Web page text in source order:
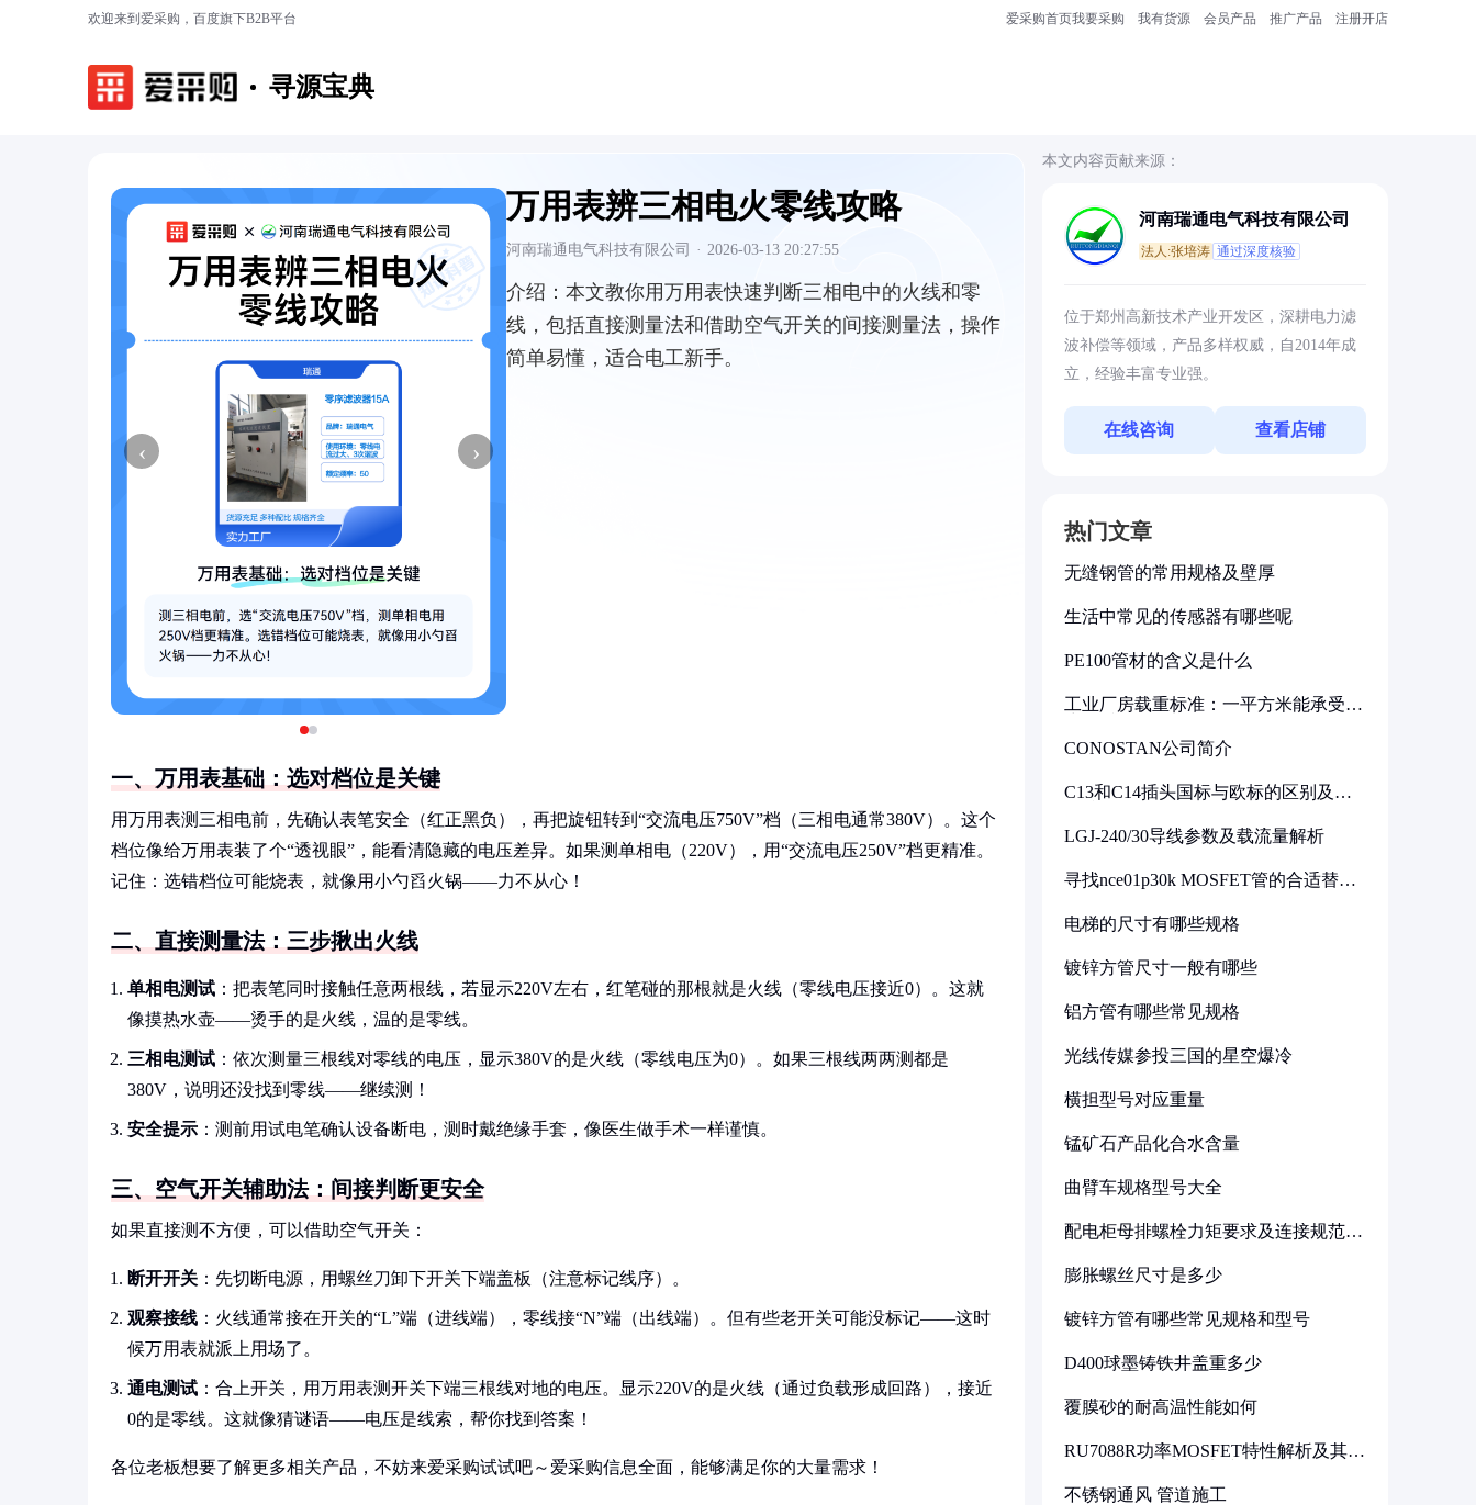
欢迎来到爱采购，百度旗下B2B平台 爱采购首页我要采购 我有货源 会员产品 推广产品 注册开店
寻源宝典
‹ ›
万用表辨三相电火零线攻略
河南瑞通电气科技有限公司 · 2026-03-13 20:27:55
介绍： 本文教你用万用表快速判断三相电中的火线和零
线，包括直接测量法和借助空气开关的间接测量法，操作
简单易懂，适合电工新手。
一、万用表基础：选对档位是关键
用万用表测三相电前，先确认表笔安全（红正黑负），再把旋钮转到“交流电压750V”档（三相电通常380V）。这个
档位像给万用表装了个“透视眼”，能看清隐藏的电压差异。如果测单相电（220V），用“交流电压250V”档更精准。
记住：选错档位可能烧表，就像用小勺舀火锅——力不从心！
二、直接测量法：三步揪出火线
单相电测试 ：把表笔同时接触任意两根线，若显示220V左右，红笔碰的那根就是火线（零线电压接近0）。这就
像摸热水壶——烫手的是火线，温的是零线。
三相电测试 ：依次测量三根线对零线的电压，显示380V的是火线（零线电压为0）。如果三根线两两测都是
380V，说明还没找到零线——继续测！
安全提示 ：测前用试电笔确认设备断电，测时戴绝缘手套，像医生做手术一样谨慎。
三、空气开关辅助法：间接判断更安全
如果直接测不方便，可以借助空气开关：
断开开关 ：先切断电源，用螺丝刀卸下开关下端盖板（注意标记线序）。
观察接线 ：火线通常接在开关的“L”端（进线端），零线接“N”端（出线端）。但有些老开关可能没标记——这时
候万用表就派上用场了。
通电测试 ：合上开关，用万用表测开关下端三根线对地的电压。显示220V的是火线（通过负载形成回路），接近
0的是零线。这就像猜谜语——电压是线索，帮你找到答案！
各位老板想要了解更多相关产品，不妨来爱采购试试吧～爱采购信息全面，能够满足你的大量需求！
本文内容贡献来源：
河南瑞通电气科技有限公司
法人:张培涛 通过深度核验
位于郑州高新技术产业开发区，深耕电力滤
波补偿等领域，产品多样权威，自2014年成
立，经验丰富专业强。
在线咨询 查看店铺
热门文章
无缝钢管的常用规格及壁厚
生活中常见的传感器有哪些呢
PE100管材的含义是什么
工业厂房载重标准：一平方米能承受多
CONOSTAN公司简介
C13和C14插头国标与欧标的区别及其
LGJ-240/30导线参数及载流量解析
寻找nce01p30k MOSFET管的合适替代
电梯的尺寸有哪些规格
镀锌方管尺寸一般有哪些
铝方管有哪些常见规格
光线传媒参投三国的星空爆冷
横担型号对应重量
锰矿石产品化合水含量
曲臂车规格型号大全
配电柜母排螺栓力矩要求及连接规范详
膨胀螺丝尺寸是多少
镀锌方管有哪些常见规格和型号
D400球墨铸铁井盖重多少
覆膜砂的耐高温性能如何
RU7088R功率MOSFET特性解析及其在
不锈钢通风 管道施工